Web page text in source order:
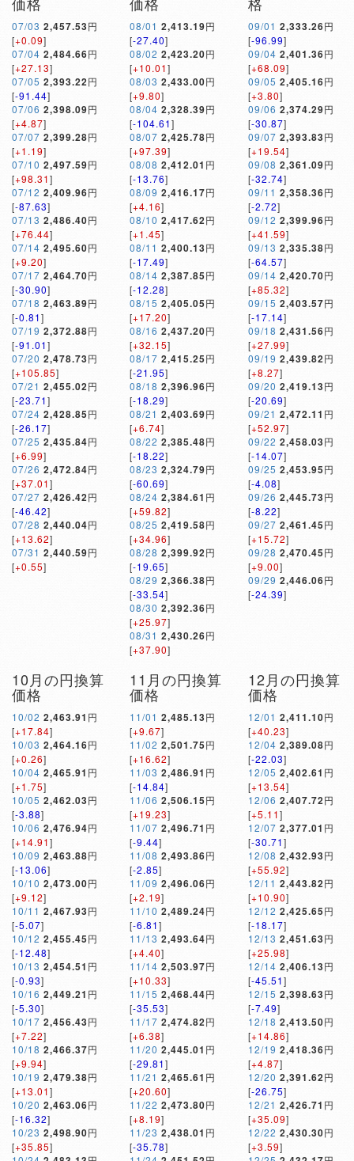
07/03 2,457.53円
[+0.09]
07/04 2,484.66円
[+27.13]
07/05 2,393.22円
[-91.44]
07/06 2,398.09円
[+4.87]
07/07 2,399.28円
[+1.19]
07/10 2,497.59円
[+98.31]
07/12 2,409.96円
[-87.63]
07/13 2,486.40円
[+76.44]
07/14 2,495.60円
[+9.20]
07/17 2,464.70円
[-30.90]
07/18 2,463.89円
[-0.81]
07/19 2,372.88円
[-91.01]
07/20 2,478.73円
[+105.85]
07/21 2,455.02円
[-23.71]
07/24 2,428.85円
[-26.17]
07/25 2,435.84円
[+6.99]
07/26 2,472.84円
[+37.01]
07/27 2,426.42円
[-46.42]
07/28 2,440.04円
[+13.62]
07/31 2,440.59円
[+0.55]
08/01 2,413.19円
[-27.40]
08/02 2,423.20円
[+10.01]
08/03 2,433.00円
[+9.80]
08/04 2,328.39円
[-104.61]
08/07 2,425.78円
[+97.39]
08/08 2,412.01 円
[-13.76]
08/09 2,416.17円
[+4.16]
08/10 2,417.62円
[+1.45]
08/11 2,400.13円
[-17.49]
08/14 2,387.85円
[-12.28]
08/15 2,405.05円
[+17.20]
08/16 2,437.20円
[+32.15]
08/17 2,415.25円
[-21.95]
08/18 2,396.96円
[-18.29]
08/21 2,403.69円
[+6.74]
08/22 2,385.48円
[-18.22]
08/23 2,324.79円
[-60.69]
08/24 2,384.61 円
[+59.82]
08/25 2,419.58円
[+34.96]
08/28 2,399.92円
[-19.65]
08/29 2,366.38円
[-33.54]
08/30 2,392.36円
[+25.97]
08/31 2,430.26円
[+37.90]
09/01 2,333.26円
[-96.99]
09/04 2,401.36円
[+68.09]
09/05 2,405.16円
[+3.80]
09/06 2,374.29円
[-30.87]
09/07 2,393.83円
[+19.54]
09/08 2,361.09円
[-32.74]
09/11 2,358.36円
[-2.72]
09/12 2,399.96円
[+41.59]
09/13 2,335.38円
[-64.57]
09/14 2,420.70円
[+85.32]
09/15 2,403.57円
[-17.14]
09/18 2,431.56円
[+27.99]
09/19 2,439.82円
[+8.27]
09/20 2,419.13円
[-20.69]
09/21 2,472.11 円
[+52.97]
09/22 2,458.03円
[-14.07]
09/25 2,453.95円
[-4.08]
09/26 2,445.73円
[-8.22]
09/27 2,461.45円
[+15.72]
09/28 2,470.45円
[+9.00]
09/29 2,446.06円
[-24.39]
10月の円換算
価格
10/02 2,463.91 円
[+17.84]
10/03 2,464.16円
[+0.26]
10/04 2,465.91 円
[+1.75]
10/05 2,462.03円
[-3.88]
10/06 2,476.94円
[+14.91]
10/09 2,463.88円
[-13.06]
10/10 2,473.00円
[+9.12]
10/11 2,467.93円
[-5.07]
10/12 2,455.45円
[-12.48]
10/13 2,454.51 円
[-0.93]
10/16 2,449.21 円
[-5.30]
10/17 2,456.43円
[+7.22]
10/18 2,466.37円
[+9.94]
10/19 2,479.38円
[+13.01]
10/20 2,463.06円
[-16.32]
10/23 2,498.90円
[+35.85]
11月の円換算
価格
11/01 2,485.13円
[+9.67]
11/02 2,501.75円
[+16.62]
11/03 2,486.91 円
[-14.84]
11/06 2,506.15円
[+19.23]
11/07 2,496.71 円
[-9.44]
11/08 2,493.86円
[-2.85]
11/09 2,496.06円
[+2.19]
11/10 2,489.24円
[-6.81]
11/13 2,493.64円
[+4.40]
11/14 2,503.97円
[+10.33]
11/15 2,468.44円
[-35.53]
11/17 2,474.82円
[+6.38]
11/20 2,445.01 円
[-29.81]
11/21 2,465.61 円
[+20.60]
11/22 2,473.80円
[+8.19]
11/23 2,438.01 円
[-35.78]
12月の円換算
価格
12/01 2,411.10円
[+40.23]
12/04 2,389.08円
[-22.03]
12/05 2,402.61 円
[+13.54]
12/06 2,407.72円
[+5.11]
12/07 2,377.01 円
[-30.71]
12/08 2,432.93円
[+55.92]
12/11 2,443.82円
[+10.90]
12/12 2,425.65円
[-18.17]
12/13 2,451.63円
[+25.98]
12/14 2,406.13円
[-45.51]
12/15 2,398.63円
[-7.49]
12/18 2,413.50円
[+14.86]
12/19 2,418.36円
[+4.87]
12/20 2,391.62円
[-26.75]
12/21 2,426.71 円
[+35.09]
12/22 2,430.30円
[+3.59]